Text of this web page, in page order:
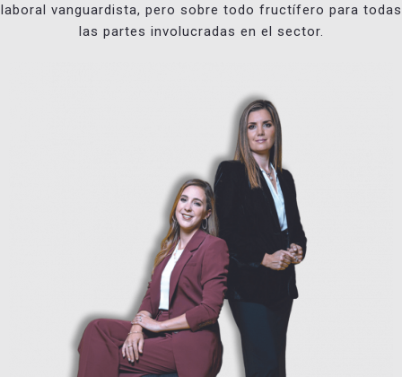
laboral vanguardista, pero sobre todo fructífero para todas
las partes involucradas en el sector.